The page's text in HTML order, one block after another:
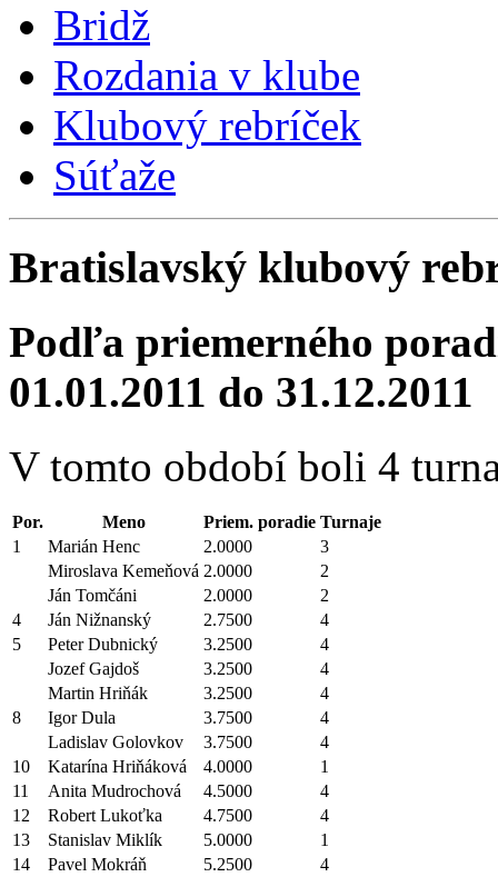
Bridž
Rozdania v klube
Klubový rebríček
Súťaže
Bratislavský klubový
Podľa priemerného
01.01.2011 do 31.12.2011
V tomto období boli 4
Por. Meno Priem. poradie Turnaje
1
Marián Henc 2.0000
3
Miroslava Kemeňová 2.0000
2
Ján Tomčáni
2.0000
2
4
Ján Nižnanský 2.7500
4
5
Peter Dubnický 3.2500
4
Jozef Gajdoš
3.2500
4
Martin Hriňák
3.2500
4
8
Igor Dula 3.7500
4
Ladislav Golovkov
3.7500
4
10
Katarína Hriňáková 4.0000
1
11
Anita Mudrochová 4.5000
4
12
Robert Lukoťka 4.7500
4
13
Stanislav Miklík 5.0000
1
14
Pavel Mokráň 5.2500
4